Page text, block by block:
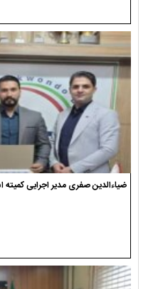
ضیاءالدین صفری مدیر اجرایی کمیته